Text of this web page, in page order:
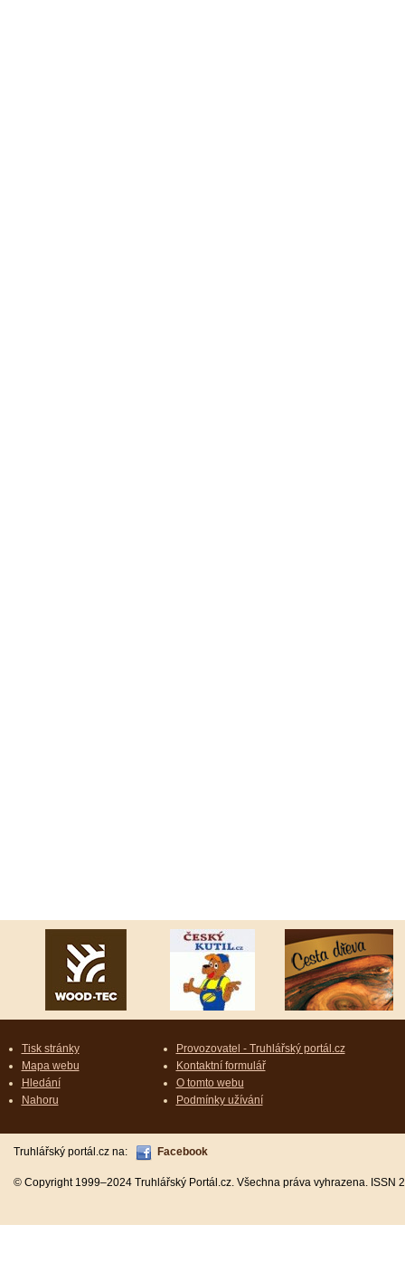
Tisk stránky
Mapa webu
Hledání
Nahoru
Provozovatel - Truhlářský portál.cz
Kontaktní formulář
O tomto webu
Podmínky užívání
Truhlářský portál.cz na: Facebook
© Copyright 1999–2024 Truhlářský Portál.cz. Všechna práva vyhrazena.